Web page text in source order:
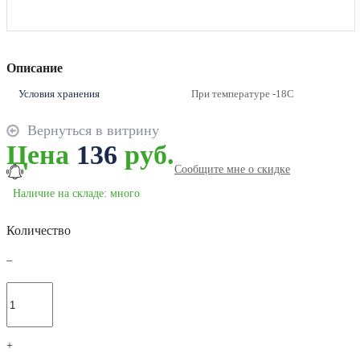
Описание
Условия хранения При температуре -18С
Вернуться в витрину
Цена 136 руб.Сообщите мне о скидке
Наличие на складе: много
Количество
–
+